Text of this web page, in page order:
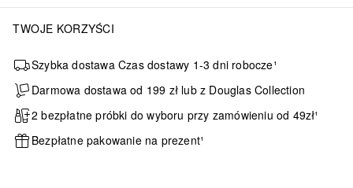
TWOJE KORZYŚCI
Szybka dostawa Czas dostawy 1-3 dni robocze¹
Darmowa dostawa od 199 zł lub z Douglas Collection
2 bezpłatne próbki do wyboru przy zamówieniu od 49zł¹
Bezpłatne pakowanie na prezent¹